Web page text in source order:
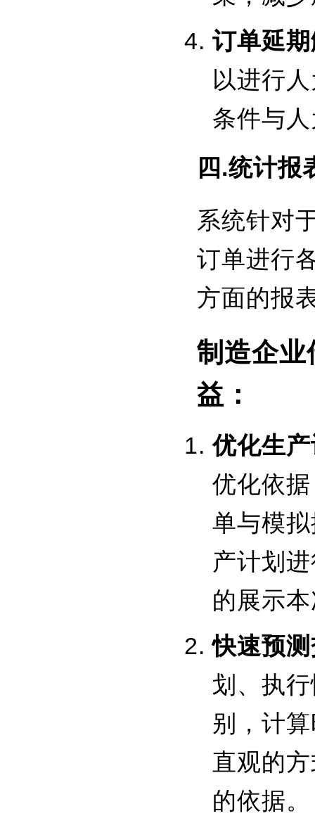
订单延
以进行
条件与
四.统计报
系统针对
订单进行
方面的报
制造企业
益：
优化生
优化依
单与模
产计划
的展示
快速预
划、执
别，计
直观的
的依据。